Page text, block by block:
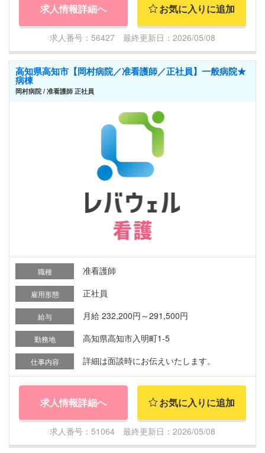
求人情報詳細へ お気に入りに追加
求人番号：56427 最終更新日：2026/05/08
高知県高知市【岡村病院／准看護師／正社員】一般病院★
病棟
岡村病院 / 准看護師 正社員
職種 准看護師
雇用形態 正社員
給与 月給 232,200円～291,500円
勤務地 高知県高知市入明町1-5
仕事内容 詳細は面談時にお伝えいたします。
求人情報詳細へ お気に入りに追加
求人番号：51064 最終更新日：2026/05/08